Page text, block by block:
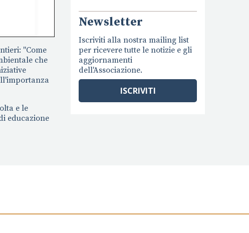
"Come
che
e le
educazione
Newsletter
Iscriviti alla nostra mailing list
per ricevere tutte le notizie e gli
aggiornamenti
dell'Associazione.
ISCRIVITI